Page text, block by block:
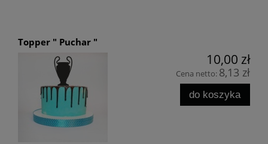
Topper " Puchar "
10,00 zł
Cena netto: 8,13 zł
do koszyka